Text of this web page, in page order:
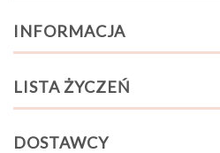
INFORMACJA
LISTA ŻYCZEŃ
DOSTAWCY